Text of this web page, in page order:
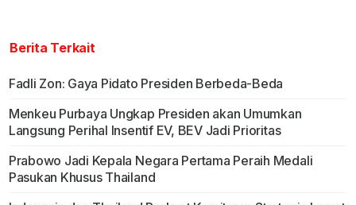
Berita Terkait
Fadli Zon: Gaya Pidato Presiden Berbeda-Beda
Menkeu Purbaya Ungkap Presiden akan Umumkan
Langsung Perihal Insentif EV, BEV Jadi Prioritas
Prabowo Jadi Kepala Negara Pertama Peraih Medali
Pasukan Khusus Thailand